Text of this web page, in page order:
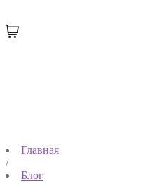
Главная
/
Блог